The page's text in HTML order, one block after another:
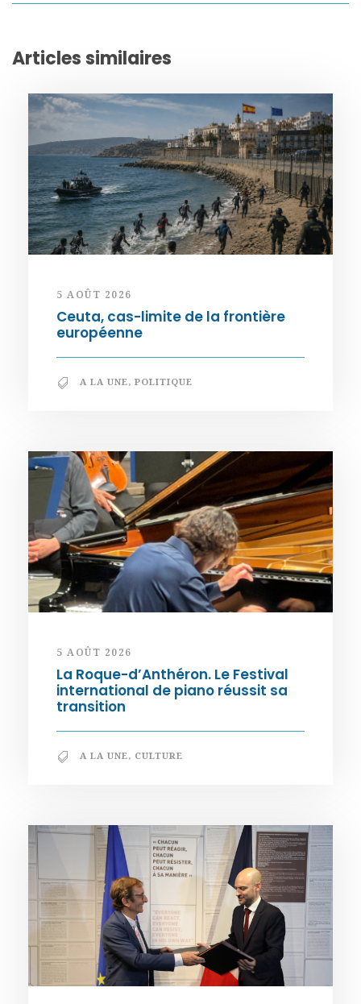
Articles similaires
5 AOÛT 2026
Ceuta, cas-limite de la frontière
européenne
A LA UNE, POLITIQUE
5 AOÛT 2026
La Roque-d’Anthéron. Le Festival
international de piano réussit sa
transition
A LA UNE, CULTURE